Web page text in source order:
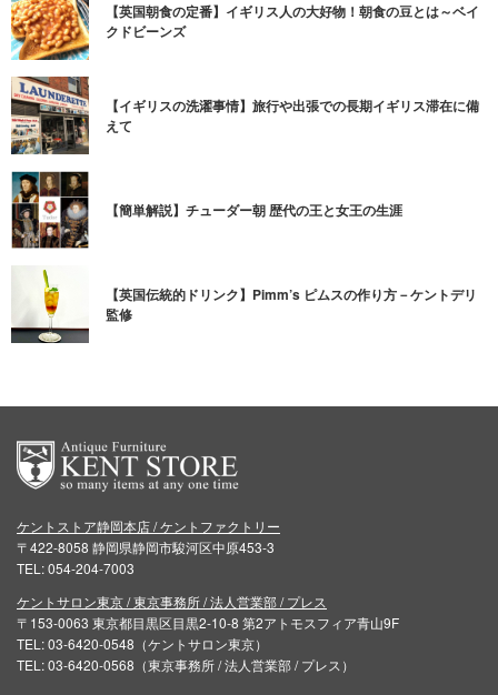
【英国朝食の定番】イギリス人の大好物！朝食の豆とは～ベイ
クドビーンズ
【イギリスの洗濯事情】旅行や出張での長期イギリス滞在に備
えて
【簡単解説】チューダー朝 歴代の王と女王の生涯
【英国伝統的ドリンク】Pimm’s ピムスの作り方－ケントデリ
監修
ケントストア静岡本店 / ケントファクトリー
〒422-8058 静岡県静岡市駿河区中原453-3
TEL: 054-204-7003
ケントサロン東京 / 東京事務所 / 法人営業部 / プレス
〒153-0063 東京都目黒区目黒2-10-8 第2アトモスフィア青山9F
TEL: 03-6420-0548（ケントサロン東京）
TEL: 03-6420-0568（東京事務所 / 法人営業部 / プレス）